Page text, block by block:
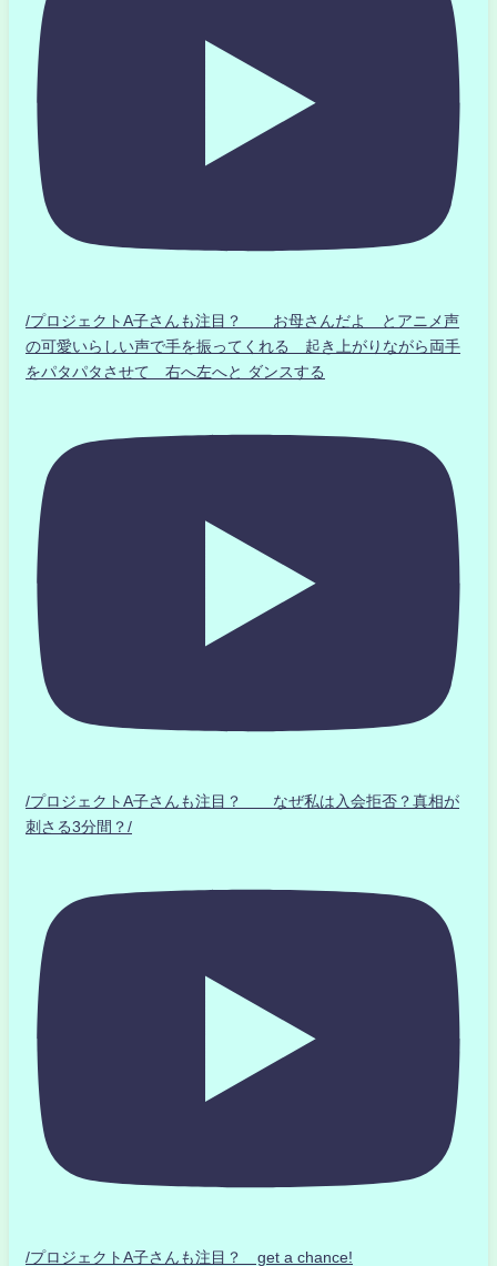
/プロジェクトA子さんも注目？ お母さんだよ とアニメ声
の可愛いらしい声で手を振ってくれる 起き上がりながら両手
をパタパタさせて 右へ左へと ダンスする
/プロジェクトA子さんも注目？ なぜ私は入会拒否？真相が
刺さる3分間？/
/プロジェクトA子さんも注目？ get a chance!